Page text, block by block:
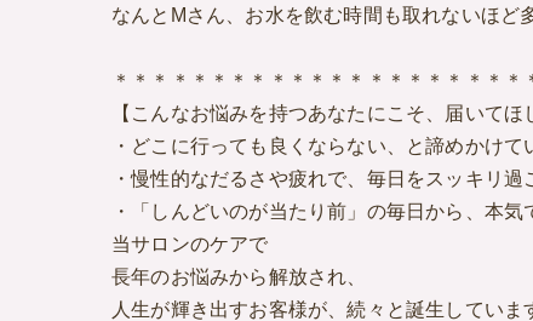
なんとMさん、お水を飲む時間も取れないほど
＊＊＊＊＊＊＊＊＊＊＊＊＊＊＊＊＊＊＊＊＊
【こんなお悩みを持つあなたにこそ、届いてほ
・どこに行っても良くならない、と諦めかけて
・慢性的なだるさや疲れで、毎日をスッキリ過
・「しんどいのが当たり前」の毎日から、本気
当サロンのケアで
長年のお悩みから解放され、
人生が輝き出すお客様が、続々と誕生していま